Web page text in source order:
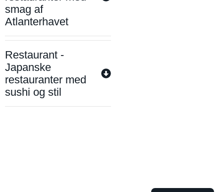
smag af
Atlanterhavet
Restaurant -
Japanske
restauranter med
sushi og stil